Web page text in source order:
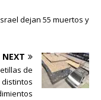
dejan 55 muertos y
NEXT
de